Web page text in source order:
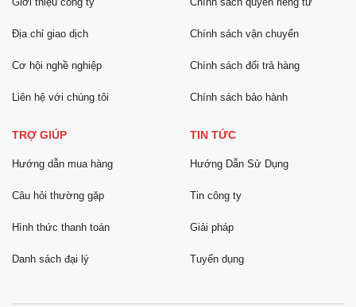
Địa chỉ giao dịch
Cơ hội nghề nghiệp
Liên hệ với chúng tôi
Chính sách vận chuyển
Chính sách đổi trả hàng
Chính sách bảo hành
TRỢ GIÚP
Hướng dẫn mua hàng
Câu hỏi thường gặp
Hình thức thanh toán
Danh sách đại lý
TIN TỨC
Hướng Dẫn Sử Dụng
Tin công ty
Giải pháp
Tuyển dụng